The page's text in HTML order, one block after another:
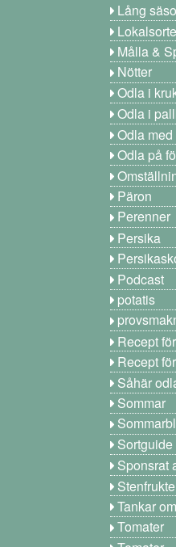
Lång
Målla &
Nötter
Odla i
Odla i
Odla med
Odla på
Päron
Perenner
Persika
Podcast
potatis
Recept
Recept
Såhär
Sommar
Sortguide
Sponsrat
Tankar
Tomater